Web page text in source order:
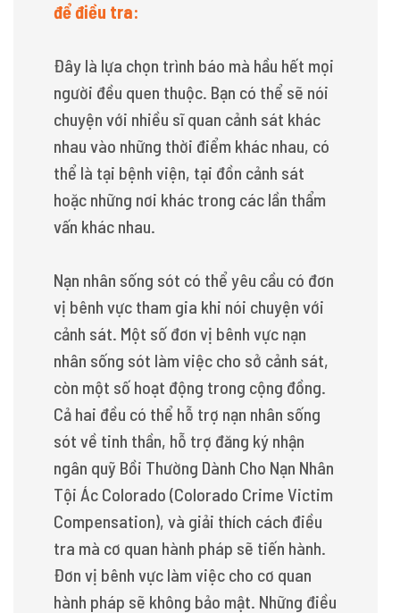
để điều tra:
Đây là lựa chọn trình báo mà hầu hết mọi
người đều quen thuộc. Bạn có thể sẽ nói
chuyện với nhiều sĩ quan cảnh sát khác
nhau vào những thời điểm khác nhau, có
thể là tại bệnh viện, tại đồn cảnh sát
hoặc những nơi khác trong các lần thẩm
vấn khác nhau.
Nạn nhân sống sót có thể yêu cầu có đơn
vị bênh vực tham gia khi nói chuyện với
cảnh sát. Một số đơn vị bênh vực nạn
nhân sống sót làm việc cho sở cảnh sát,
còn một số hoạt động trong cộng đồng.
Cả hai đều có thể hỗ trợ nạn nhân sống
sót về tinh thần, hỗ trợ đăng ký nhận
ngân quỹ Bồi Thường Dành Cho Nạn Nhân
Tội Ác Colorado (Colorado Crime Victim
Compensation), và giải thích cách điều
tra mà cơ quan hành pháp sẽ tiến hành.
Đơn vị bênh vực làm việc cho cơ quan
hành pháp sẽ không bảo mật. Những điều